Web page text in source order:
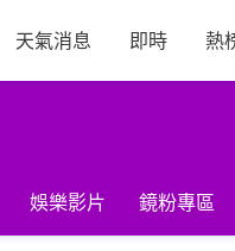
天氣消息 即時 熱
娛樂影片 鏡粉專區